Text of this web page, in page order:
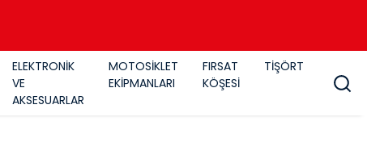
ELEKTRONİK
VE
AKSESUARLAR
MOTOSİKLET
EKİPMANLARI
FIRSAT
KÖŞESİ
TİŞÖRT